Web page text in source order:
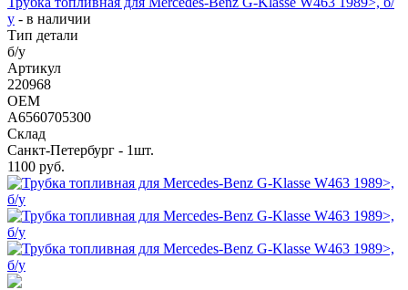
у - в наличии
Тип детали
б/у
Артикул
220968
OEM
A6560705300
Склад
Санкт-Петербург - 1шт.
1100 руб.